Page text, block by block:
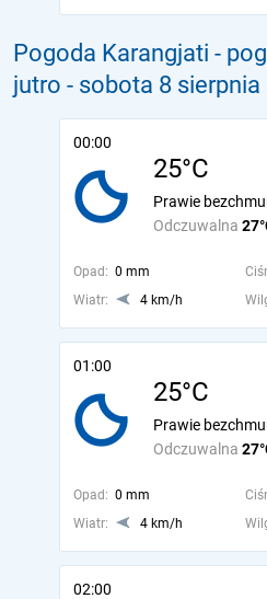
Pogoda Karangjati -
jutro - sobota 8 sierpnia
00:00
25°C
Odczuwalna
Prawie
Opad: 0 mm
Wiatr:
4 km/h
01:00
25°C
Odczuwalna
Prawie
Opad: 0 mm
Wiatr:
4 km/h
02:00